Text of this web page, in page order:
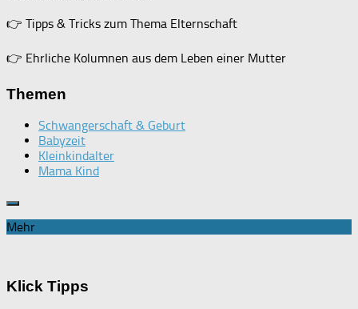
👉 Tipps & Tricks zum Thema Elternschaft
👉 Ehrliche Kolumnen aus dem Leben einer Mutter
Themen
Schwangerschaft & Geburt
Babyzeit
Kleinkindalter
Mama Kind
Mehr
Klick Tipps